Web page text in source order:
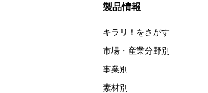
製品情報
キラリ！をさがす
市場・産業分野別
事業別
素材別